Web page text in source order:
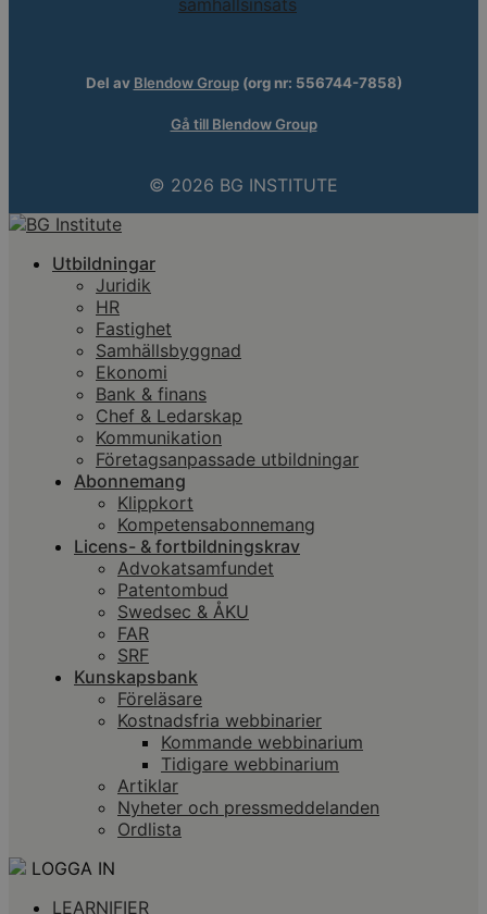
Del av Blendow Group(org nr: 556744-7858)
Gå till Blendow Group
© 2026 BG INSTITUTE
Utbildningar
Juridik
HR
Fastighet
Samhällsbyggnad
Ekonomi
Bank & finans
Chef & Ledarskap
Kommunikation
Företagsanpassade utbildningar
Abonnemang
Klippkort
Kompetensabonnemang
Licens- & fortbildningskrav
Advokatsamfundet
Patentombud
Swedsec & ÅKU
FAR
SRF
Kunskapsbank
Föreläsare
Kostnadsfria webbinarier
Kommande webbinarium
Tidigare webbinarium
Artiklar
Nyheter och pressmeddelanden
Ordlista
LOGGA IN
LEARNIFIER